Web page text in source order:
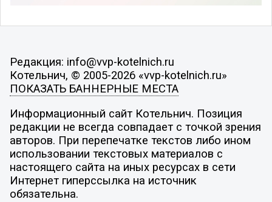
Редакция: info@vvp-kotelnich.ru
Котельнич, © 2005-2026 «vvp-kotelnich.ru»
ПОКАЗАТЬ БАННЕРНЫЕ МЕСТА
Информационный сайт Котельнич. Позиция
редакции не всегда совпадает с точкой зрения
авторов. При перепечатке текстов либо ином
использовании текстовых материалов с
настоящего сайта на иных ресурсах в сети
Интернет гиперссылка на источник
обязательна.